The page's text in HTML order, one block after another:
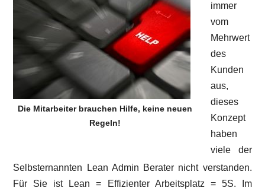
Die Mitarbeiter brauchen Hilfe, keine neuen
Regeln!
immer
vom
Mehrwert
des
Kunden
aus,
dieses
Konzept
haben
viele der
Selbsternannten Lean Admin Berater nicht verstanden.
Für Sie ist Lean = Effizienter Arbeitsplatz = 5S. Im